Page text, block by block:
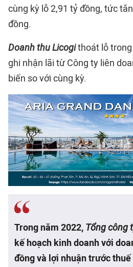
cùng kỳ lỗ 2,91 tỷ đồng, tức
đồng.
Doanh thu Licogithoát lỗ trong
ghi nhận lãi từ Công ty liên
biến so với cùng kỳ.
Trong năm 2022, Tổng công
kế hoạch kinh doanh với
đồng và lợi nhuận trước